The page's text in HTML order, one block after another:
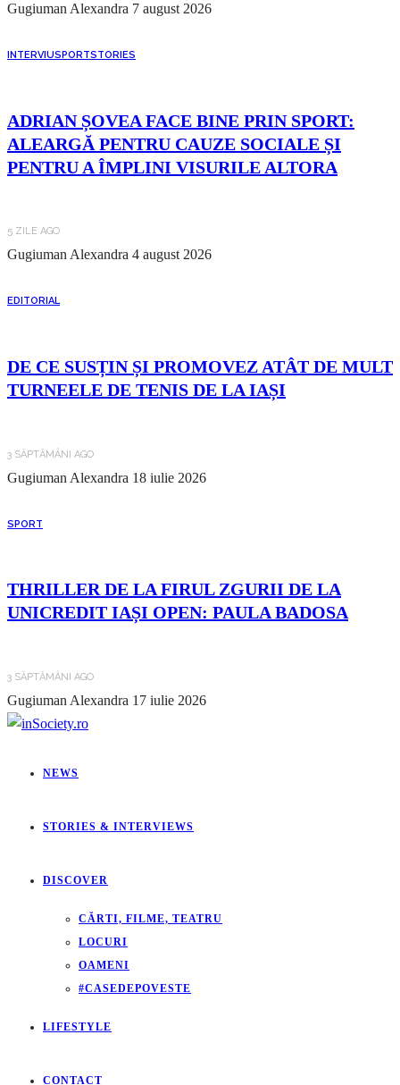
Gugiuman Alexandra 7 august 2026
INTERVIUSPORTSTORIES
ADRIAN ȘOVEA FACE BINE PRIN SPORT:
ALEARGĂ PENTRU CAUZE SOCIALE ȘI
PENTRU A ÎMPLINI VISURILE ALTORA
5 ZILE AGO
Gugiuman Alexandra 4 august 2026
EDITORIAL
DE CE SUSȚIN ȘI PROMOVEZ ATÂT DE MULT
TURNEELE DE TENIS DE LA IAȘI
3 SĂPTĂMÂNI AGO
Gugiuman Alexandra 18 iulie 2026
SPORT
THRILLER DE LA FIRUL ZGURII DE LA
UNICREDIT IAȘI OPEN: PAULA BADOSA
3 SĂPTĂMÂNI AGO
Gugiuman Alexandra 17 iulie 2026
NEWS
STORIES & INTERVIEWS
DISCOVER
CĂRTI, FILME, TEATRU
LOCURI
OAMENI
#CASEDEPOVESTE
LIFESTYLE
CONTACT